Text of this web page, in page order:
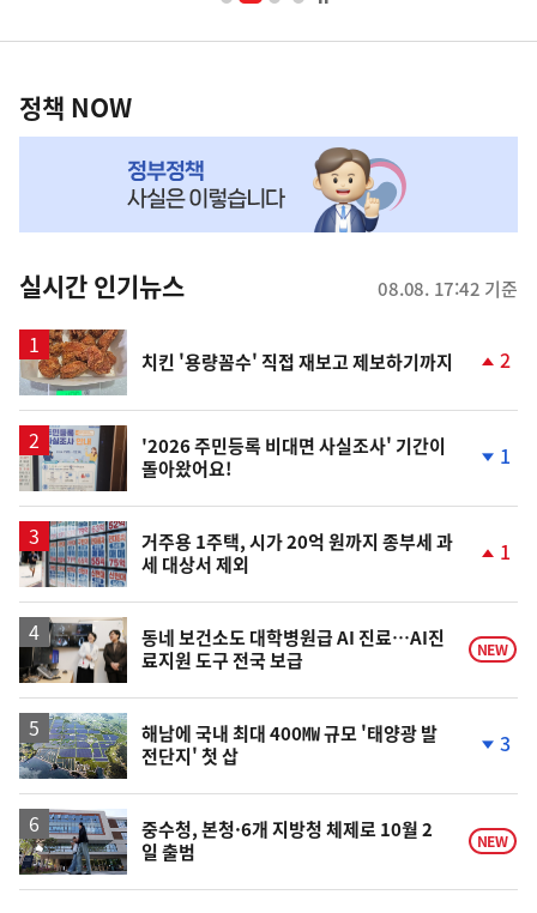
영
책
NOW,
뉴
스
정책 NOW
실시간 인기뉴스 08.08. 17:42 기준
치킨 '용량꼼수' 직접 재보고 제보하기까지
상
2
'2026 주민등록 비대면 사실조사' 기간이
돌아왔어요!
하
1
거주용 1주택, 시가 20억 원까지 종부세 과
세 대상서 제외
상
승
1
동네 보건소도 대학병원급 AI 진료…AI진
료지원 도구 전국 보급
NEW
해남에 국내 최대 400㎿ 규모 '태양광 발
전단지' 첫 삽
하
락
3
중수청, 본청·6개 지방청 체제로 10월 2
일 출범
NEW